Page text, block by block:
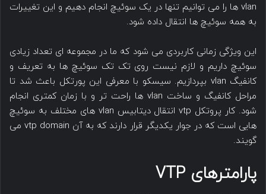
vlan ها را می توانیم تنها در یک سوئیچ انجام دهیم و این تغییرات
به همه سوئیچ ها انتقال داده شود.
این ویژگی زمانی کاربردی می شود که ما در مجموعه ای تعداد زیادی
سوئیچ داریم و لازم نیست روی تک تک سوئیچ ها به تعریف و
کانفیگ vlan بپردازیم. سیسکو با معرفی این پورتکل باعث شد تا
مراحل کانفیگ و ساخت vlan ها راحت تر و با زمان کمتری انجام
شود. کار پروتکل vtp انتقال دیتابیس vlan های مختلف به سوئیچ
هایی است که در جوار یکدیگر قرار دارند که به آن vtp domain می
گویند.
پارامترهای VTP